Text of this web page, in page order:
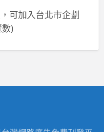
可加入台北市企劃
數)